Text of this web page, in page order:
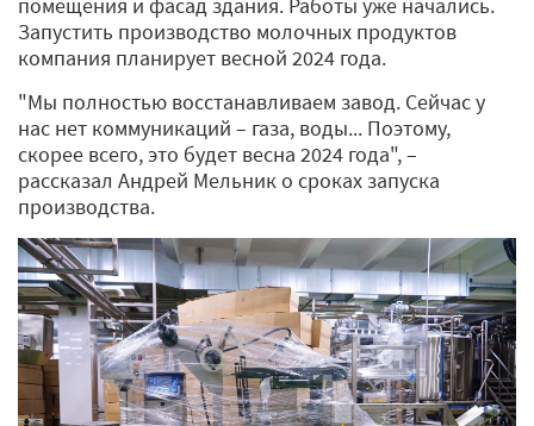
Запустить производство молочных продуктов
компания планирует весной 2024 года.
"Мы полностью восстанавливаем завод. Сейчас у
нас нет коммуникаций – газа, воды... Поэтому,
скорее всего, это будет весна 2024 года", –
рассказал Андрей Мельник о сроках запуска
производства.